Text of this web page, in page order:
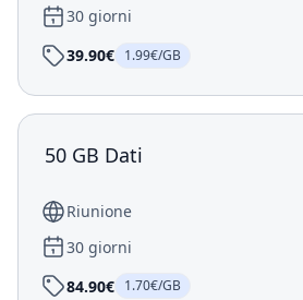
30 giorni
39.90€ 1.99€/GB
50 GB Dati
Riunione
30 giorni
84.90€ 1.70€/GB